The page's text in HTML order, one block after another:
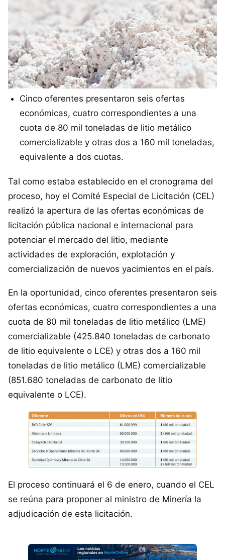
Cinco oferentes presentaron seis ofertas
económicas, cuatro correspondientes a una
cuota de 80 mil toneladas de litio metálico
comercializable y otras dos a 160 mil toneladas,
equivalente a dos cuotas.
Tal como estaba establecido en el cronograma del
proceso, hoy el Comité Especial de Licitación (CEL)
realizó la apertura de las ofertas económicas de
licitación pública nacional e internacional para
potenciar el mercado del litio, mediante
actividades de exploración, explotación y
comercialización de nuevos yacimientos en el país.
En la oportunidad, cinco oferentes presentaron seis
ofertas económicas, cuatro correspondientes a una
cuota de 80 mil toneladas de litio metálico (LME)
comercializable (425.840 toneladas de carbonato
de litio equivalente o LCE) y otras dos a 160 mil
toneladas de litio metálico (LME) comercializable
(851.680 toneladas de carbonato de litio
equivalente o LCE).
El proceso continuará el 6 de enero, cuando el CEL
se reúna para proponer al ministro de Minería la
adjudicación de esta licitación.